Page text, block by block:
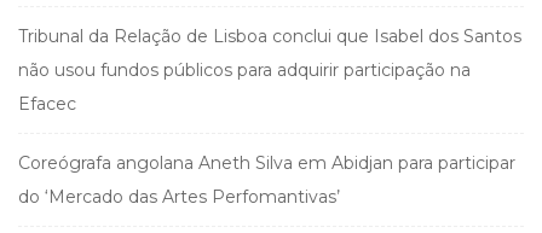
Tribunal da Relação de Lisboa conclui que Isabel dos Santos
não usou fundos públicos para adquirir participação na
Efacec
Coreógrafa angolana Aneth Silva em Abidjan para participar
do ‘Mercado das Artes Perfomantivas’